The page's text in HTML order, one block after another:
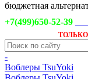
бюджетная
+7(499)650-52-39
ТОЛЬКО
-
Воблеры TsuYoki